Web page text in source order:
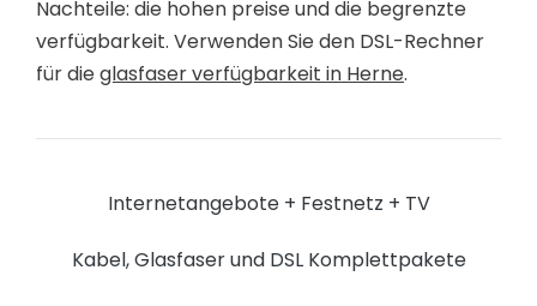
Nachteile: die hohen preise und die begrenzte
verfügbarkeit. Verwenden Sie den DSL-Rechner
für dieglasfaser verfügbarkeit in Herne.
Internetangebote + Festnetz + TV
Kabel, Glasfaser und DSL Komplettpakete